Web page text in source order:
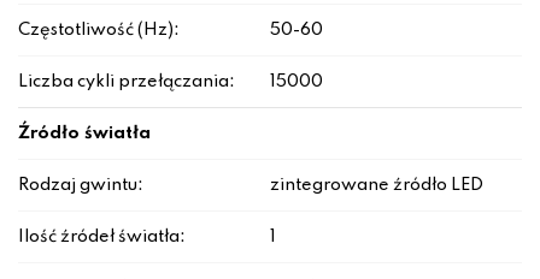
Częstotliwość (Hz): 50-60
Liczba cykli przełączania: 15000
Źródło światła
Rodzaj gwintu: zintegrowane źródło LED
Ilość źródeł światła: